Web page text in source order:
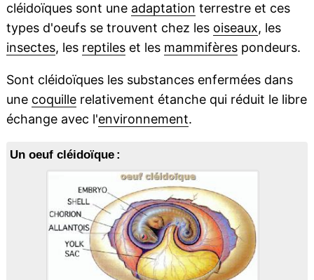
cléidoïques sont une adaptation terrestre et ces
types d'oeufs se trouvent chez les oiseaux, les
insectes, les reptileset les mammifèrespondeurs.
Sont cléidoïques les substances enfermées dans
une coquillerelativement étanche qui réduit le libre
échange avec l'environnement.
Un oeuf cléidoïque :